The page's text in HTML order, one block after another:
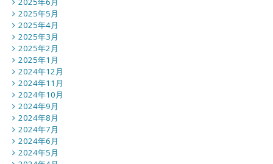
2025年5月
2025年4月
2025年3月
2025年2月
2025年1月
2024年12月
2024年11月
2024年10月
2024年9月
2024年8月
2024年7月
2024年6月
2024年5月